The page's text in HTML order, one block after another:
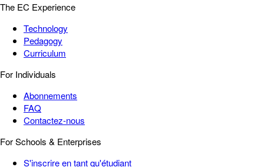
The EC Experience
Technology
Pedagogy
Curriculum
For Individuals
Abonnements
FAQ
Contactez-nous
For Schools & Enterprises
S'inscrire en tant qu'étudiant